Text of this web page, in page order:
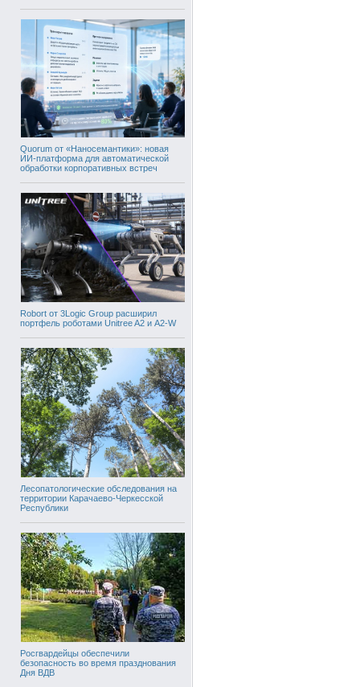
Quorum от «Наносемантики»: новая
ИИ-платформа для автоматической
обработки корпоративных встреч
Robort от 3Logic Group расширил
портфель роботами Unitree A2 и A2-W
Лесопатологические обследования на
территории Карачаево-Черкесской
Республики
Росгвардейцы обеспечили
безопасность во время празднования
Дня ВДВ